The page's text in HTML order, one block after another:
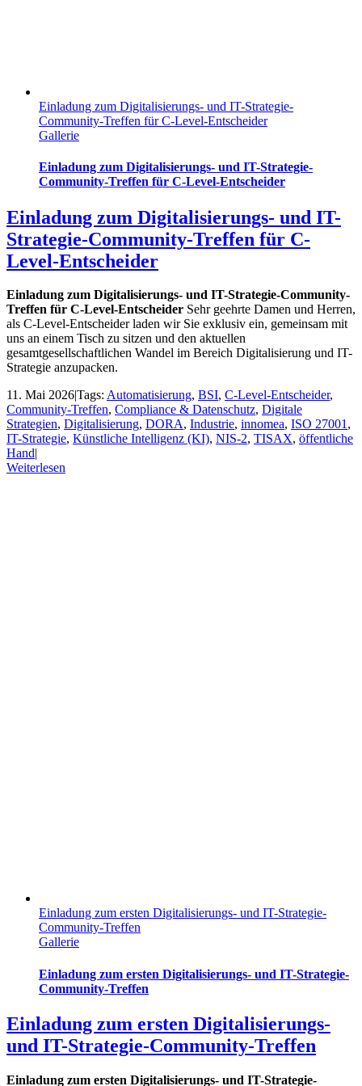
Einladung zum Digitalisierungs- und IT-Strategie-
Community-Treffen für C-Level-Entscheider
Gallerie
Einladung zum Digitalisierungs- und IT-Strategie-
Community-Treffen für C-Level-Entscheider
Einladung zum Digitalisierungs- und IT-
Strategie-Community-Treffen für C-
Level-Entscheider
Einladung zum Digitalisierungs- und IT-Strategie-Community-
Treffen für C-Level-Entscheider Sehr geehrte Damen und Herren,
als C-Level-Entscheider laden wir Sie exklusiv ein, gemeinsam mit
uns an einem Tisch zu sitzen und den aktuellen
gesamtgesellschaftlichen Wandel im Bereich Digitalisierung und IT-
Strategie anzupacken.
11. Mai 2026|Tags: Automatisierung, BSI, C-Level-Entscheider,
Community-Treffen, Compliance & Datenschutz, Digitale
Strategien, Digitalisierung, DORA, Industrie, innomea, ISO 27001,
IT-Strategie, Künstliche Intelligenz (KI), NIS-2, TISAX, öffentliche
Hand|
Weiterlesen
Einladung zum ersten Digitalisierungs- und IT-Strategie-
Community-Treffen
Gallerie
Einladung zum ersten Digitalisierungs- und IT-Strategie-
Community-Treffen
Einladung zum ersten Digitalisierungs-
und IT-Strategie-Community-Treffen
Einladung zum ersten Digitalisierungs- und IT-Strategie-